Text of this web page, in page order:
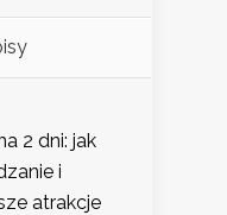
2 dni: jak
i
atrakcje